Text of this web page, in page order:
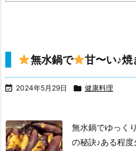
無水鍋で 甘〜い♪焼
 2024年5月29日  健康料理
無水鍋でゆっく
の秘訣♪ある程